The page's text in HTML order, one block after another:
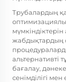
Трубалардың
жабдықтардың
альтернативті
бағалау,
сенімділігі